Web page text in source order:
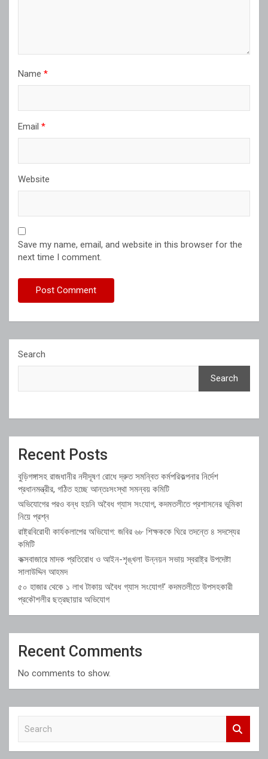
Name *
Email *
Website
Save my name, email, and website in this browser for the
next time I comment.
Search
Search
Recent Posts
বুড়িগঙ্গাসহ রাজধানীর নদীদূষণ রোধে দ্রুত সমন্বিত কর্মপরিকল্পনার নির্দেশ
প্রধানমন্ত্রীর, গঠিত হচ্ছে আন্তঃসংস্থা সমন্বয় কমিটি
অভিযোগের পরও বন্ধ হয়নি অবৈধ গ্যাস সংযোগ, কদমতলীতে প্রশাসনের ভূমিকা
নিয়ে প্রশ্ন
রাষ্ট্রবিরোধী কার্যকলাপের অভিযোগ: জবির ৬৮ শিক্ষককে ঘিরে তদন্তে ৪ সদস্যের
কমিটি
কক্সবাজারে মাদক প্রতিরোধ ও আইন-শৃঙ্খলা উন্নয়ন সভায় স্বরাষ্ট্র উপদেষ্টা
সালাউদ্দিন আহমদ
৫০ হাজার থেকে ১ লাখ টাকায় অবৈধ গ্যাস সংযোগ!’ কদমতলীতে উপসহকারী
প্রকৌশলীর ছত্রছায়ার অভিযোগ
Recent Comments
No comments to show.